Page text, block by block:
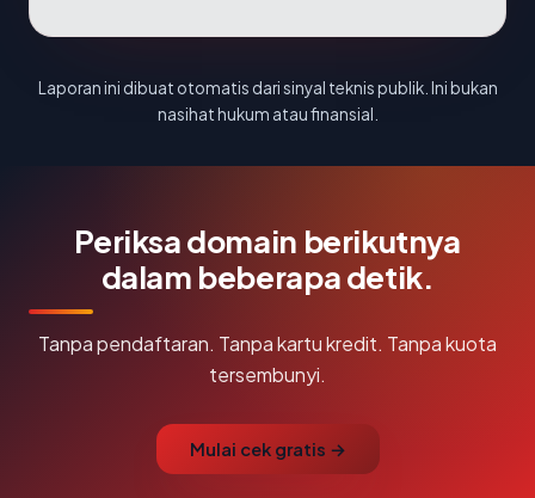
Laporan ini dibuat otomatis dari sinyal teknis publik. Ini bukan
nasihat hukum atau finansial.
Periksa domain berikutnya
dalam beberapa detik.
Tanpa pendaftaran. Tanpa kartu kredit. Tanpa kuota
tersembunyi.
Mulai cek gratis →